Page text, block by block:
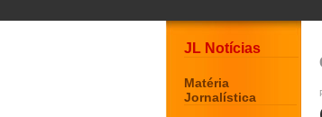
JL Notícias
Matéria
Jornalística